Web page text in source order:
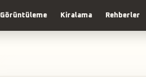
Görüntüleme Kiralama Rehberler